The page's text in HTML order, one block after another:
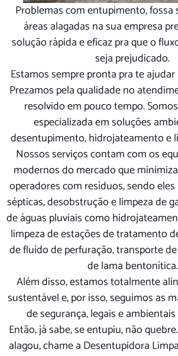
Problemas com entupimento, fossa
áreas alagadas na sua empresa
solução rápida e eficaz pra que o
seja prejudicado.
Estamos sempre pronta pra te
Prezamos pela qualidade no
resolvido em pouco tempo.
especializada em soluções
desentupimento, hidrojateamento e
Nossos serviços contam com os
modernos do mercado que
operadores com resíduos, sendo
sépticas, desobstrução e limpeza de
de águas pluviais como
limpeza de estações de tratamento
de fluído de perfuração, transporte
de lama bentonítica.
Além disso, estamos totalmente
sustentável e, por isso, seguimos as
de segurança, legais e
Então, já sabe, se entupiu, não
alagou, chame a Desentupidora